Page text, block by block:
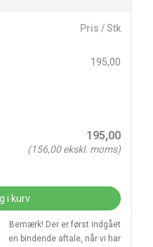
Pris / Stk
195,00
195,00
(156,00ekskl. moms)
i kurv
Bemærk! Der er først indgået
en bindende aftale, når vi har